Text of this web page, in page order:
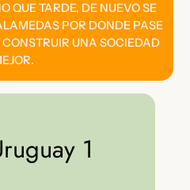
QUE TARDE, DE NUEVO SE
POR DONDE PASE
UNA SOCIEDAD
1